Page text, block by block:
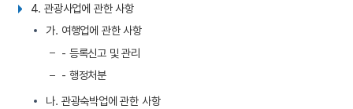
4. 관광사업에 관한 사항
가. 여행업에 관한 사항
- 등록신고 및 관리
- 행정처분
나. 관광숙박업에 관한 사항